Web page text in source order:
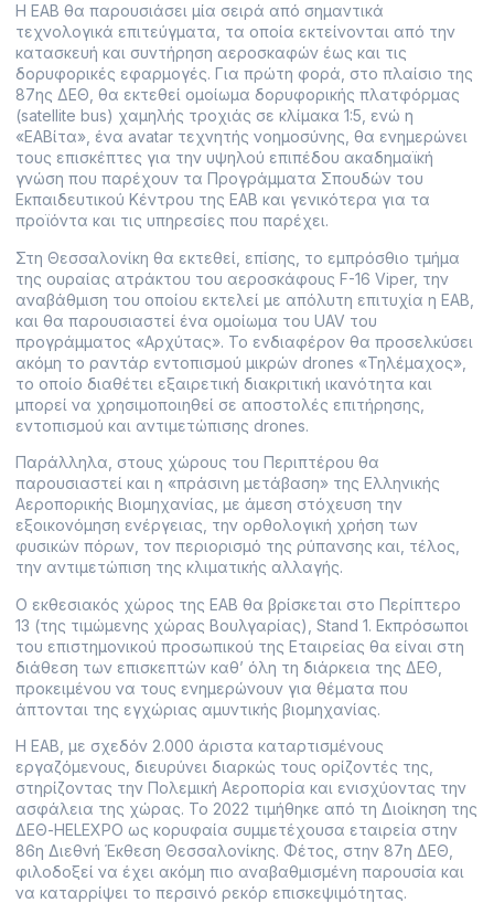
Η ΕΑΒ θα παρουσιάσει μία σειρά από σημαντικά
τεχνολογικά επιτεύγματα, τα οποία εκτείνονται από την
κατασκευή και συντήρηση αεροσκαφών έως και τις
δορυφορικές εφαρμογές. Για πρώτη φορά, στο πλαίσιο της
87ης ΔΕΘ, θα εκτεθεί ομοίωμα δορυφορικής πλατφόρμας
(satellite bus) χαμηλής τροχιάς σε κλίμακα 1:5, ενώ η
«ΕΑΒίτα», ένα avatar τεχνητής νοημοσύνης, θα ενημερώνει
τους επισκέπτες για την υψηλού επιπέδου ακαδημαϊκή
γνώση που παρέχουν τα Προγράμματα Σπουδών του
Εκπαιδευτικού Κέντρου της ΕΑΒ και γενικότερα για τα
προϊόντα και τις υπηρεσίες που παρέχει.
Στη Θεσσαλονίκη θα εκτεθεί, επίσης, το εμπρόσθιο τμήμα
της ουραίας ατράκτου του αεροσκάφους F-16 Viper, την
αναβάθμιση του οποίου εκτελεί με απόλυτη επιτυχία η ΕΑΒ,
και θα παρουσιαστεί ένα ομοίωμα του UAV του
προγράμματος «Αρχύτας». Το ενδιαφέρον θα προσελκύσει
ακόμη το ραντάρ εντοπισμού μικρών drones «Τηλέμαχος»,
το οποίο διαθέτει εξαιρετική διακριτική ικανότητα και
μπορεί να χρησιμοποιηθεί σε αποστολές επιτήρησης,
εντοπισμού και αντιμετώπισης drones.
Παράλληλα, στους χώρους του Περιπτέρου θα
παρουσιαστεί και η «πράσινη μετάβαση» της Ελληνικής
Αεροπορικής Βιομηχανίας, με άμεση στόχευση την
εξοικονόμηση ενέργειας, την ορθολογική χρήση των
φυσικών πόρων, τον περιορισμό της ρύπανσης και, τέλος,
την αντιμετώπιση της κλιματικής αλλαγής.
Ο εκθεσιακός χώρος της ΕΑΒ θα βρίσκεται στο Περίπτερο
13 (της τιμώμενης χώρας Βουλγαρίας), Stand 1. Εκπρόσωποι
του επιστημονικού προσωπικού της Εταιρείας θα είναι στη
διάθεση των επισκεπτών καθ’ όλη τη διάρκεια της ΔΕΘ,
προκειμένου να τους ενημερώνουν για θέματα που
άπτονται της εγχώριας αμυντικής βιομηχανίας.
Η ΕΑΒ, με σχεδόν 2.000 άριστα καταρτισμένους
εργαζόμενους, διευρύνει διαρκώς τους ορίζοντές της,
στηρίζοντας την Πολεμική Αεροπορία και ενισχύοντας την
ασφάλεια της χώρας. Το 2022 τιμήθηκε από τη Διοίκηση της
ΔΕΘ-HELEXPO ως κορυφαία συμμετέχουσα εταιρεία στην
86η Διεθνή Έκθεση Θεσσαλονίκης. Φέτος, στην 87η ΔΕΘ,
φιλοδοξεί να έχει ακόμη πιο αναβαθμισμένη παρουσία και
να καταρρίψει το περσινό ρεκόρ επισκεψιμότητας.